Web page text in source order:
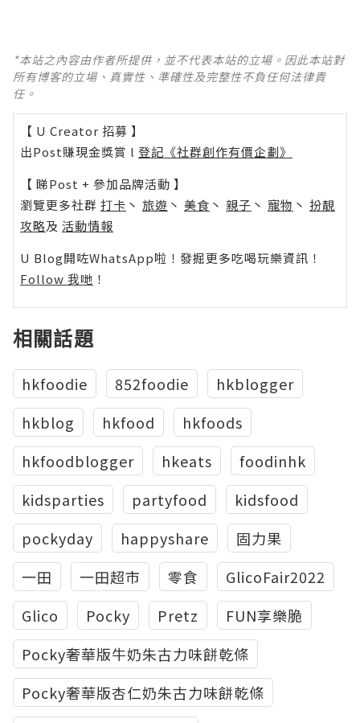
*本站之內容由作者所提供，並不代表本站的立場。因此本站對
所有博客的立場、真實性、準確性及完整性不負任何法律責
任。
【 U Creator 招募 】
出Post賺現金獎賞 l 登記《社群創作有價企劃》
【 睇Post + 參加品牌活動 】
瀏覽更多社群 打卡 丶 旅遊 丶 美食 丶 親子 丶 寵物 丶 扮靚
攻略及 活動情報
U Blog開咗WhatsApp啦！發掘更多吃喝玩樂資訊！
Follow 我哋 ！
相關話題
hkfoodie 852foodie
hkblogger
hkblog
hkfood
hkfoods
hkfoodblogger
hkeats
foodinhk
kidsparties
partyfood
kidsfood
pockyday
happyshare
固力果
一田
一田超市 零食
GlicoFair2022
Glico
Pocky Pretz
FUN享樂脆
Pocky奢華版牛奶朱古力味餅乾條
Pocky奢華版杏仁奶朱古力味餅乾條